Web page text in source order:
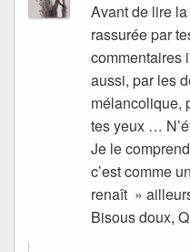
Avant de lire
rassurée par
commentaires
aussi, par les
mélancolique,
tes yeux …
Je le
c’est comme
renaît »
Bisous doux,